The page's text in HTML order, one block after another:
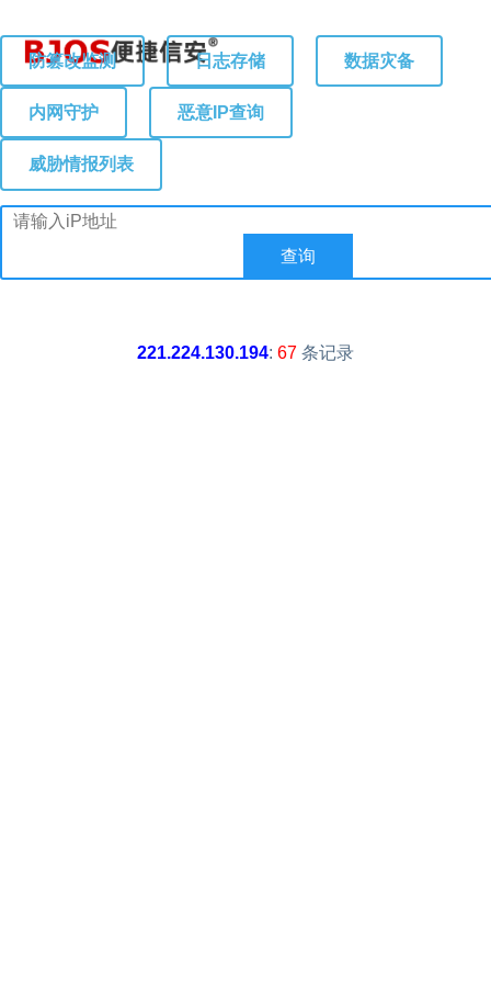
防篡改监测 日志存储 数据灾备
内网守护 恶意IP查询
威胁情报列表
221.224.130.194: 67 条记录